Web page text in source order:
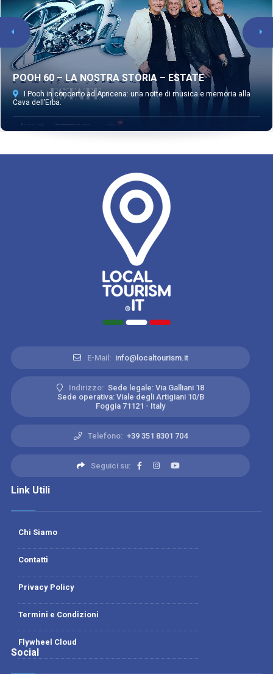
POOH 60 – LA NOSTRA STORIA – ESTATE
I Pooh in concerto ad Apricena: una notte di musica e memoria alla
Cava dell’Erba.
E-Mail: info@localtourism.it
Indirizzo: Sede legale: Via Galliani 18
Sede operativa: Viale degli Artigiani 10/B
Foggia 71121 - Italy
Telefono: +39 351 8301 704
Seguici su:
Link Utili
Chi Siamo
Contatti
Privacy Policy
Termini e Condizioni
Flywheel Cloud
Social